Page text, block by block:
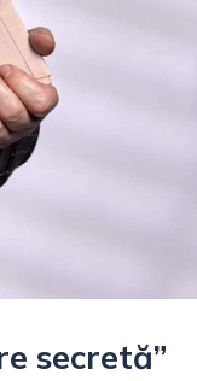
secretă”